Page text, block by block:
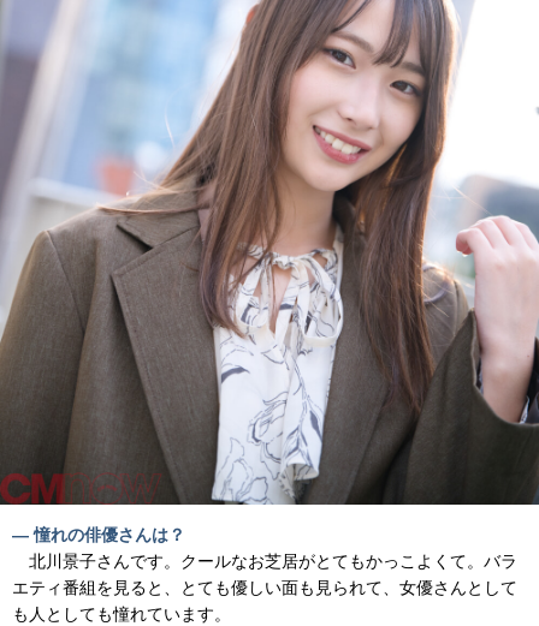
― 憧れの俳優さんは？
北川景子さんです。クールなお芝居がとてもかっこよくて。バラ
エティ番組を見ると、とても優しい面も見られて、女優さんとして
も人としても憧れています。